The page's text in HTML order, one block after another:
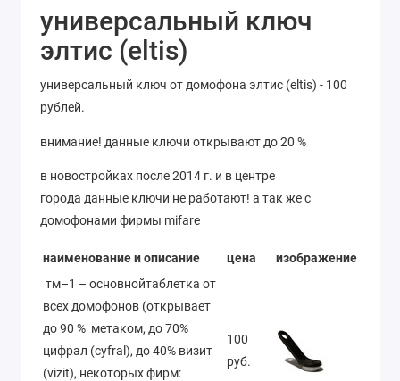
универсальный ключ
элтис (eltis)
универсальный ключ от домофона элтис (eltis) - 100
рублей.
внимание! данные ключи открывают до 20 %
в новостройках после 2014 г. и в центре
города данные ключи не работают! а так же с
домофонами фирмы mifare
наименование и описание цена
изображение
тм–1 – основнойтаблетка от
всех домофонов (открывает
до 90 % метаком, до 70%
цифрал (cyfral), до 40% визит
(vizit), некоторых фирм:
100
руб.